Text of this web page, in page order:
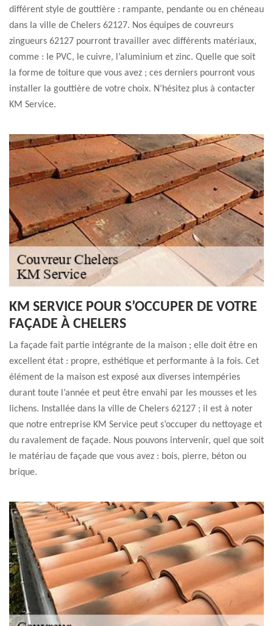
différent style de gouttière : rampante, pendante ou en chéneau
dans la ville de Chelers 62127. Nos équipes de couvreurs
zingueurs 62127 pourront travailler avec différents matériaux,
comme : le PVC, le cuivre, l’aluminium et zinc. Quelle que soit
la forme de toiture que vous avez ; ces derniers pourront vous
installer la gouttière de votre choix. N’hésitez plus à contacter
KM Service.
KM SERVICE POUR S’OCCUPER DE VOTRE
FAÇADE À CHELERS
La façade fait partie intégrante de la maison ; elle doit être en
excellent état : propre, esthétique et performante à la fois. Cet
élément de la maison est exposé aux diverses intempéries
durant toute l’année et peut être envahi par les mousses et les
lichens. Installée dans la ville de Chelers 62127 ; il est à noter
que notre entreprise KM Service peut s’occuper du nettoyage et
du ravalement de façade. Nous pouvons intervenir, quel que soit
le matériau de façade que vous avez : bois, pierre, béton ou
brique.